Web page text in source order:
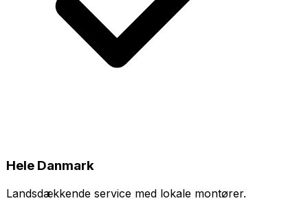
Hele Danmark
Landsdækkende service med lokale montører.